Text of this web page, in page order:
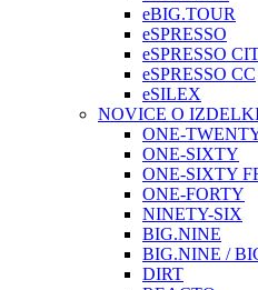
eBIG.TOUR
eSPRESSO
eSPRESSO
eSPRESSO CC
eSILEX
NOVICE O
ONE-
ONE-SIXTY
ONE-SIXTY
ONE-FORTY
NINETY-SIX
BIG.NINE
BIG.NINE /
DIRT